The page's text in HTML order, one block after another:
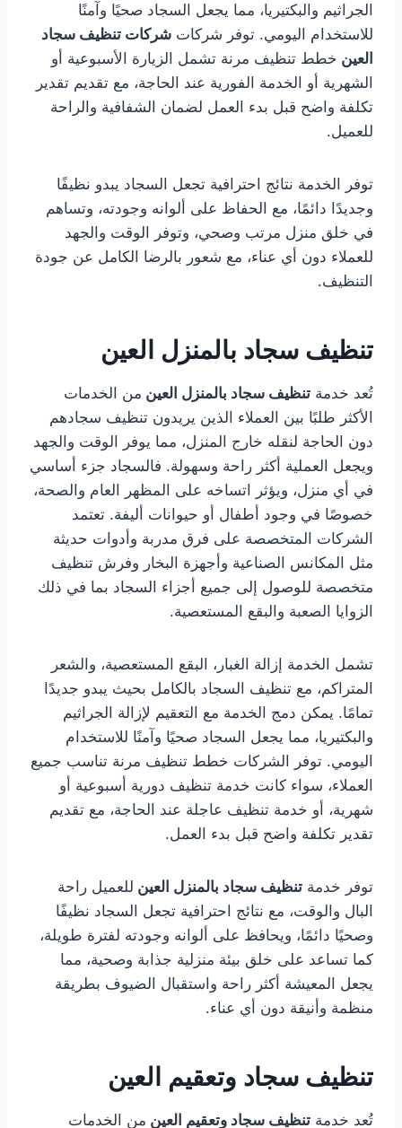
الجراثيم والبكتيريا، مما يجعل السجاد صحيًا وآمنًا
للاستخدام اليومي. توفر شركات شركات تنظيف سجاد
العين خطط تنظيف مرنة تشمل الزيارة الأسبوعية أو
الشهرية أو الخدمة الفورية عند الحاجة، مع تقديم تقدير
تكلفة واضح قبل بدء العمل لضمان الشفافية والراحة
للعميل.
توفر الخدمة نتائج احترافية تجعل السجاد يبدو نظيفًا
وجديدًا دائمًا، مع الحفاظ على ألوانه وجودته، وتساهم
في خلق منزل مرتب وصحي، وتوفر الوقت والجهد
للعملاء دون أي عناء، مع شعور بالرضا الكامل عن جودة
التنظيف.
تنظيف سجاد بالمنزل العين
تُعد خدمة تنظيف سجاد بالمنزل العين من الخدمات
الأكثر طلبًا بين العملاء الذين يريدون تنظيف سجادهم
دون الحاجة لنقله خارج المنزل، مما يوفر الوقت والجهد
ويجعل العملية أكثر راحة وسهولة. فالسجاد جزء أساسي
في أي منزل، ويؤثر اتساخه على المظهر العام والصحة،
خصوصًا في وجود أطفال أو حيوانات أليفة. تعتمد
الشركات المتخصصة على فرق مدربة وأدوات حديثة
مثل المكانس الصناعية وأجهزة البخار وفرش تنظيف
متخصصة للوصول إلى جميع أجزاء السجاد بما في ذلك
الزوايا الصعبة والبقع المستعصية.
تشمل الخدمة إزالة الغبار، البقع المستعصية، والشعر
المتراكم، مع تنظيف السجاد بالكامل بحيث يبدو جديدًا
تمامًا. يمكن دمج الخدمة مع التعقيم لإزالة الجراثيم
والبكتيريا، مما يجعل السجاد صحيًا وآمنًا للاستخدام
اليومي. توفر الشركات خطط تنظيف مرنة تناسب جميع
العملاء، سواء كانت خدمة تنظيف دورية أسبوعية أو
شهرية، أو خدمة تنظيف عاجلة عند الحاجة، مع تقديم
تقدير تكلفة واضح قبل بدء العمل.
توفر خدمة تنظيف سجاد بالمنزل العين للعميل راحة
البال والوقت، مع نتائج احترافية تجعل السجاد نظيفًا
وصحيًا دائمًا، ويحافظ على ألوانه وجودته لفترة طويلة،
كما تساعد على خلق بيئة منزلية جذابة وصحية، مما
يجعل المعيشة أكثر راحة واستقبال الضيوف بطريقة
منظمة وأنيقة دون أي عناء.
تنظيف سجاد وتعقيم العين
تُعد خدمة تنظيف سجاد وتعقيم العين من الخدمات